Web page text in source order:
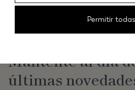
NEWSLETTER
Mantente al día
últimas
Permitir todas